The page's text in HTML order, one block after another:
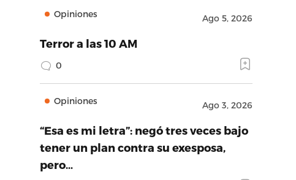
Opiniones Ago 5, 2026
Terror a las 10 AM
0
Opiniones Ago 3, 2026
“Esa es mi letra”: negó tres veces bajo
tener un plan contra su exesposa,
pero…